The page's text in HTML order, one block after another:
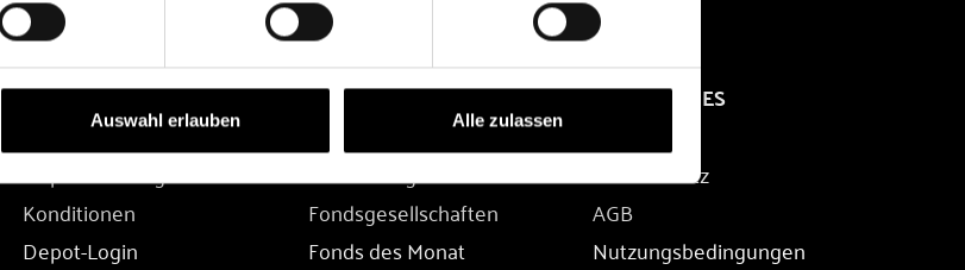
Auswahl erlauben Alle zulassen
DEPOT
Depot eröffnen
Depot übertragen
Konditionen
Depot-Login
FONDS
Fondskategorien
Fondsgesellschaften
Fonds des Monat
RECHTLICHES
Datenschutz
AGB
Nutzungsbedingungen